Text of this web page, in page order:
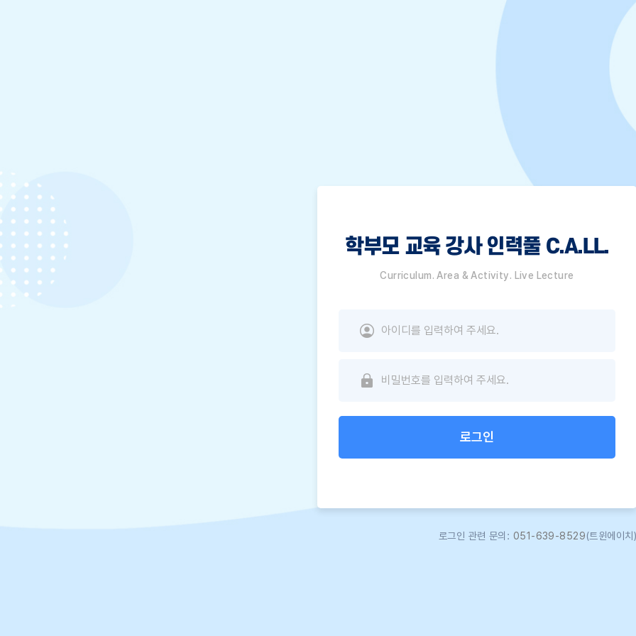
학부모 교육 강사 인력풀 C.A.LL.
Curriculum. Area & Activity. Live Lecture
로그인
로그인 관련 문의: 051-639-8529(트윈에이치)